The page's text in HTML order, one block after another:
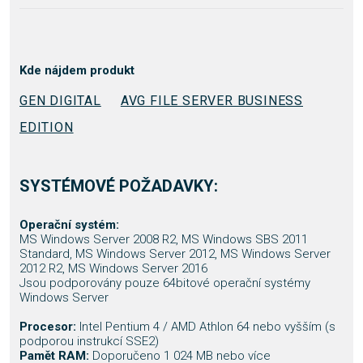
Kde nájdem produkt
GEN DIGITAL
AVG FILE SERVER BUSINESS
EDITION
SYSTÉMOVÉ POŽADAVKY:
Operační systém:
MS Windows Server 2008 R2, MS Windows SBS 2011
Standard, MS Windows Server 2012, MS Windows Server
2012 R2, MS Windows Server 2016
Jsou podporovány pouze 64bitové operační systémy
Windows Server
Procesor: Intel Pentium 4 / AMD Athlon 64 nebo vyšším (s
podporou instrukcí SSE2)
Pamět RAM: Doporučeno 1 024 MB nebo více